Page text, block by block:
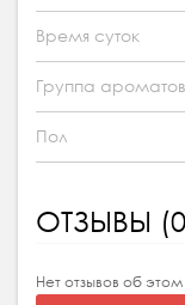
Время суток
Группа ароматов
Пол
ОТЗЫВЫ
Нет отзывов об